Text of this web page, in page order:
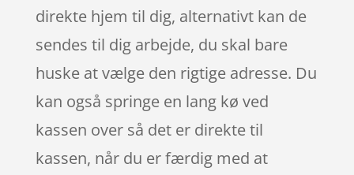
direkte hjem til dig, alternativt kan de
sendes til dig arbejde, du skal bare
huske at vælge den rigtige adresse. Du
kan også springe en lang kø ved
kassen over så det er direkte til
kassen, når du er færdig med at